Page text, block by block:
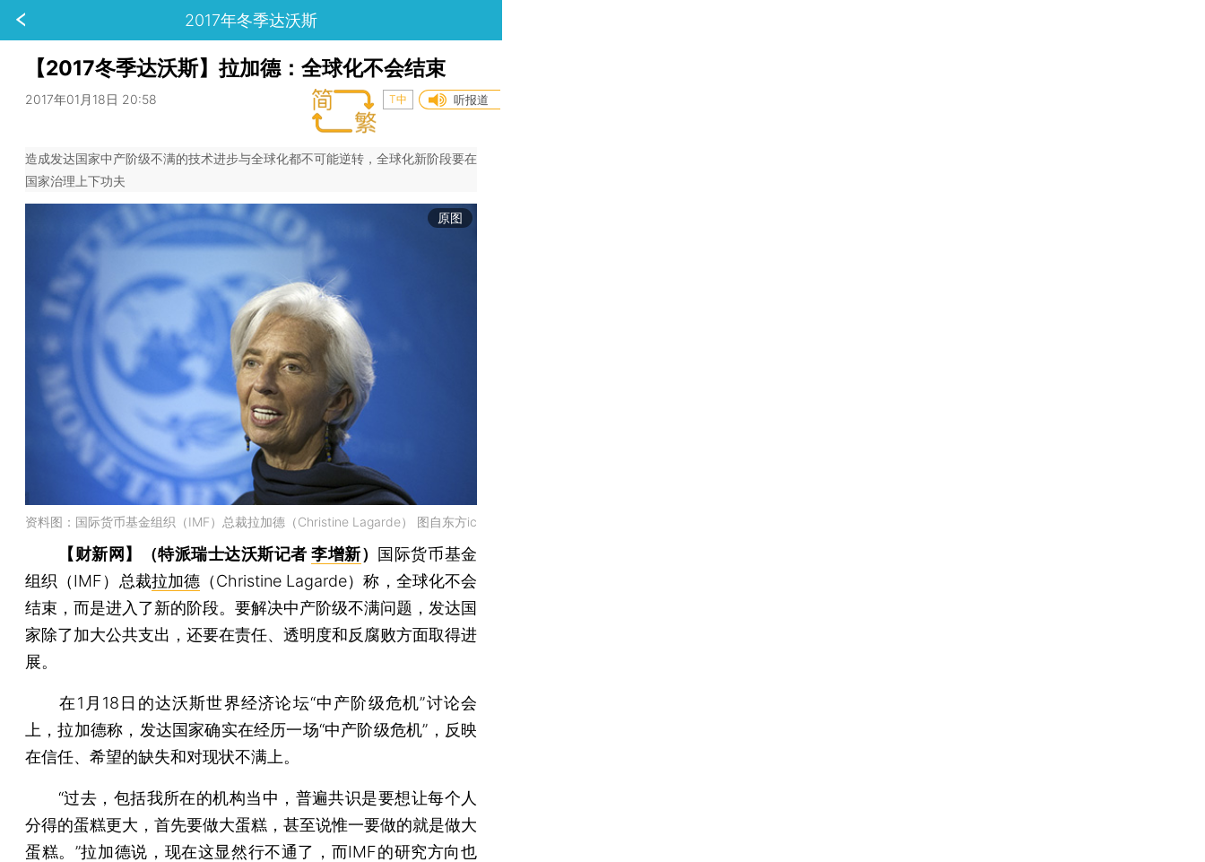
2017年冬季达沃斯
【2017冬季达沃斯】拉加德：全球化不会结束
2017年01月18日 20:58 听报道
T中
造成发达国家中产阶级不满的技术进步与全球化都不可能逆转，全球化新阶段要在
国家治理上下功夫
原图
资料图：国际货币基金组织（IMF）总裁拉加德（Christine Lagarde） 图自东方ic
【财新网】（特派瑞士达沃斯记者李增新） 国际货币基金
组织（IMF）总裁拉加德 （Christine Lagarde）称，全球化不会
结束，而是进入了新的阶段。要解决中产阶级不满问题，发达国
家除了加大公共支出，还要在责任、透明度和反腐败方面取得进
展。
在1月18日的达沃斯世界经济论坛“中产阶级危机”讨论会
上，拉加德称，发达国家确实在经历一场“中产阶级危机”，反映
在信任、希望的缺失和对现状不满上。
“过去，包括我所在的机构当中，普遍共识是要想让每个人
分得的蛋糕更大，首先要做大蛋糕，甚至说惟一要做的就是做大
蛋糕。”拉加德说，现在这显然行不通了，而IMF的研究方向也